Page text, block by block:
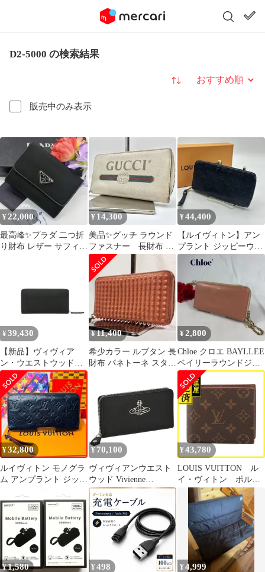
D2-5000 の検索結果
販売中のみ表示
並び替え
¥22,000
最高峰✨️プラダ 二つ折
り財布 レザー サフィア
¥ 14,300
美品✨グッチ ラウンド
ファスナー 長財布 ヴ
ィンテージロゴ シェリ
ー ホワイト
¥44,400
【ルイヴィトン】アン
プラント ジッピーウォ
レット 長財布 ノワール
¥ 39,430
【新品】ヴィヴィア
ン・ウエストウッド
VIVIENNE
WESTWOOD 財布 ユニ
セックス 51050003-
l001n-n402
¥11,400
希少カラー ルブタン 長
財布 パネトーネ スタッ
¥2,800
Chloe クロエ BAYLLEE
ベイリーラウンドジッ
プ長財布 バイカラー
¥32,800
ルイヴィトン モノグラ
ム アンプラント ジッピ
ルージュ
¥ 70,100
ヴィヴィアンウエスト
ウッド Vivienne
Westwood 財布 長財布
ラウンドファスナー長
財布 小銭入れ付き
51050003 N402
SAFFIANO サフィアー
ノ レディース メンズ
ブラック 本革 レザー
¥ 43,780
LOUIS VUITTON ル
イ・ヴィトン ポルト
フォイユ・マルコＮ
Ｍ モノグラム
M62288 二つ折り財
布
2145000230304【207】
¥1,580 ¥ 498 ¥4,999